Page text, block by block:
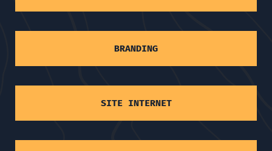
BRANDING
SITE INTERNET